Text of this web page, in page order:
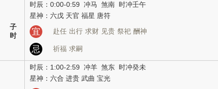
子
时
时辰：0:00-0:59 冲马 煞南 时冲壬午
星神：六戊 天官 福星 唐符
宜 赴任 出行 求财 见贵 祭祀 酬神
忌 祈福 求嗣
时辰：1:00-2:59 冲羊 煞东 时冲癸未
星神：六合 进贵 武曲 宝光